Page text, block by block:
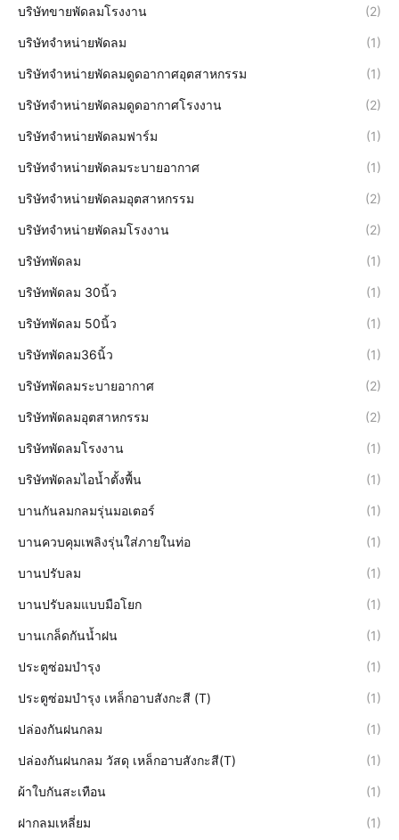
บริษัทขายพัดลมโรงงาน (2)
บริษัทจำหน่ายพัดลม (1)
บริษัทจำหน่ายพัดลมดูดอากาศอุตสาหกรรม (1)
บริษัทจำหน่ายพัดลมดูดอากาศโรงงาน (2)
บริษัทจำหน่ายพัดลมฟาร์ม (1)
บริษัทจำหน่ายพัดลมระบายอากาศ (1)
บริษัทจำหน่ายพัดลมอุตสาหกรรม (2)
บริษัทจำหน่ายพัดลมโรงงาน (2)
บริษัทพัดลม (1)
บริษัทพัดลม 30นิ้ว (1)
บริษัทพัดลม 50นิ้ว (1)
บริษัทพัดลม36นิ้ว (1)
บริษัทพัดลมระบายอากาศ (2)
บริษัทพัดลมอุตสาหกรรม (2)
บริษัทพัดลมโรงงาน (1)
บริษัทพัดลมไอน้ำตั้งพื้น (1)
บานกันลมกลมรุ่นมอเตอร์ (1)
บานควบคุมเพลิงรุ่นใส่ภายในท่อ (1)
บานปรับลม (1)
บานปรับลมแบบมือโยก (1)
บานเกล็ดกันน้ำฝน (1)
ประตูซ่อมบำรุง (1)
ประตูซ่อมบำรุง เหล็กอาบสังกะสี (T) (1)
ปล่องกันฝนกลม (1)
ปล่องกันฝนกลม วัสดุ เหล็กอาบสังกะสี(T) (1)
ผ้าใบกันสะเทือน (1)
ฝากลมเหลี่ยม (1)